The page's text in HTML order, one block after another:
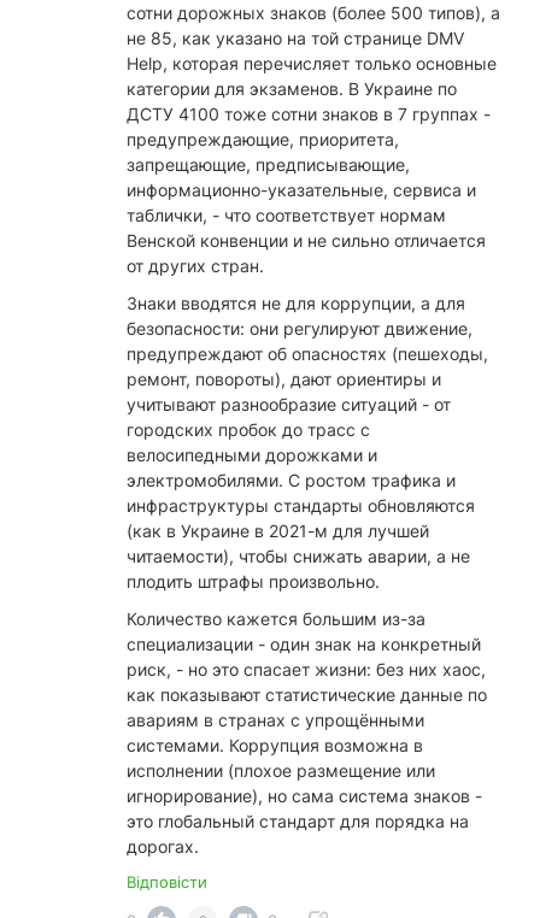
сотни дорожных знаков (более 500 типов), а
не 85, как указано на той странице DMV
Help, которая перечисляет только основные
категории для экзаменов. В Украине по
ДСТУ 4100 тоже сотни знаков в 7 группах -
предупреждающие, приоритета,
запрещающие, предписывающие,
информационно-указательные, сервиса и
таблички, - что соответствует нормам
Венской конвенции и не сильно отличается
от других стран.
​Знаки вводятся не для коррупции, а для
безопасности: они регулируют движение,
предупреждают об опасностях (пешеходы,
ремонт, повороты), дают ориентиры и
учитывают разнообразие ситуаций - от
городских пробок до трасс с
велосипедными дорожками и
электромобилями. С ростом трафика и
инфраструктуры стандарты обновляются
(как в Украине в 2021-м для лучшей
читаемости), чтобы снижать аварии, а не
плодить штрафы произвольно.
​Количество кажется большим из-за
специализации - один знак на конкретный
риск, - но это спасает жизни: без них хаос,
как показывают статистические данные по
авариям в странах с упрощёнными
системами. Коррупция возможна в
исполнении (плохое размещение или
игнорирование), но сама система знаков -
это глобальный стандарт для порядка на
дорогах.
Відповісти